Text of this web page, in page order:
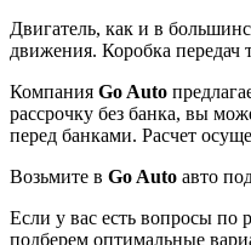
Двигатель, как и в
движения. Коробка передач
Компания Go Auto
рассрочку без банка, вы
перед банками. Расчет
Возьмите в Go Auto авто
Если у вас есть вопросы по
подберем оптимальные